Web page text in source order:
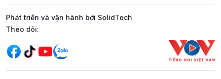
Phát triển và vận hành bởi SolidTech
Mạng xã hội
Theo dõi: